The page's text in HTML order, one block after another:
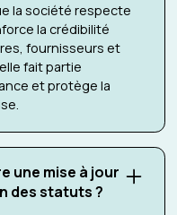
la société respecte
la crédibilité
fournisseurs et
fait partie
et protège la
une mise à jour
des statuts ?